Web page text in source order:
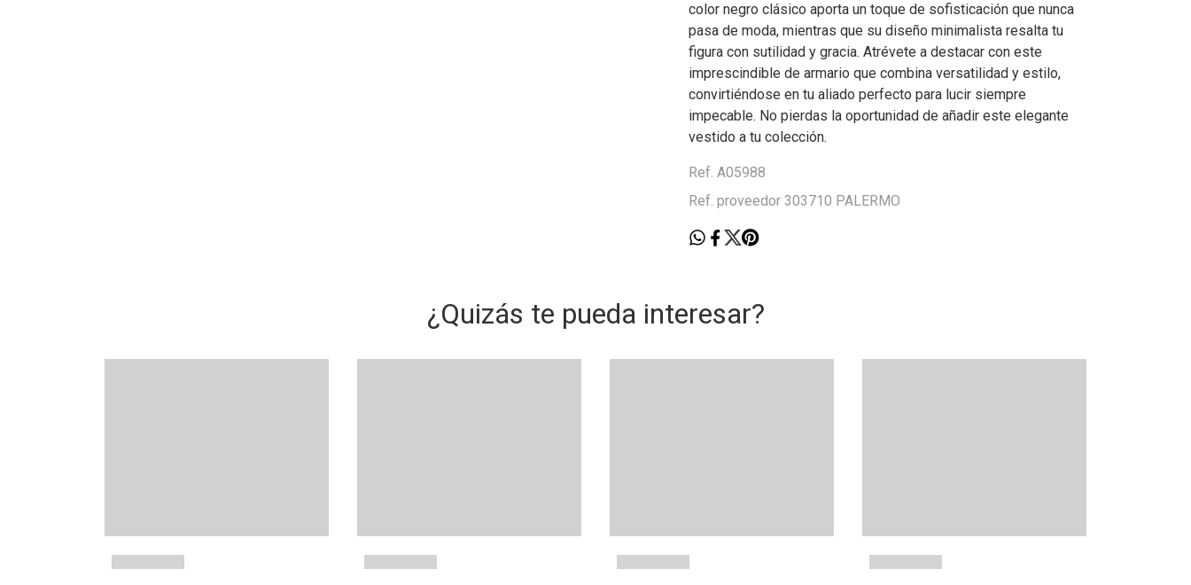
color negro clásico aporta un toque de sofisticación que nunca
pasa de moda, mientras que su diseño minimalista resalta tu
figura con sutilidad y gracia. Atrévete a destacar con este
imprescindible de armario que combina versatilidad y estilo,
convirtiéndose en tu aliado perfecto para lucir siempre
impecable. No pierdas la oportunidad de añadir este elegante
vestido a tu colección.
Ref. A05988
Ref. proveedor 303710 PALERMO
¿Quizás te pueda interesar?